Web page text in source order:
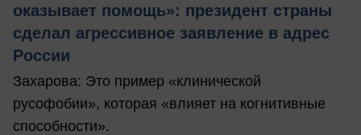
оказывает помощь»: президент страны
сделал агрессивное заявление в адрес
России
Захарова: Это пример «клинической
русофобии», которая «влияет на когнитивные
способности».